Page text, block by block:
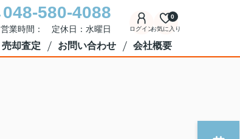
048-580-4088
営業時間： 定休日：水曜日 ログインお気に入り
0
売却査定 お問い合わせ 会社概要